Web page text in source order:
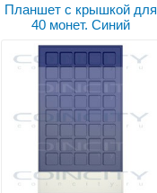
Планшет с крышкой для
40 монет. Синий